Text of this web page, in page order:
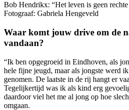
Bob Hendrikx: “Het leven is geen
Fotograaf: Gabriela Hengeveld
Waar komt jouw drive om de
vandaan?
“Ik ben opgegroeid in Eindhoven, als
hele fijne jeugd, maar als jongste werd
genomen. De laatste in de rij hangt er
Tegelijkertijd was ik als kind erg
daardoor viel het me al jong op hoe
omgaan.